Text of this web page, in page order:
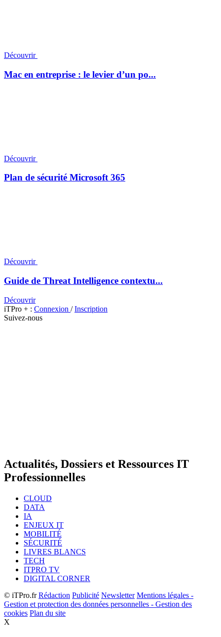
Découvrir
Mac en entreprise : le levier d’un po...
Découvrir
Plan de sécurité Microsoft 365
Découvrir
Guide de Threat Intelligence contextu...
Découvrir
iTPro + : Connexion /Inscription
Suivez-nous
Actualités, Dossiers et Ressources IT
Professionnelles
CLOUD
DATA
IA
ENJEUX IT
MOBILITÉ
SÉCURITÉ
LIVRES BLANCS
TECH
ITPRO TV
DIGITAL CORNER
© iTPro.frRédaction Publicité Newsletter Mentions légales -
Gestion et protection des données personnelles - Gestion des
cookies Plan du site
X